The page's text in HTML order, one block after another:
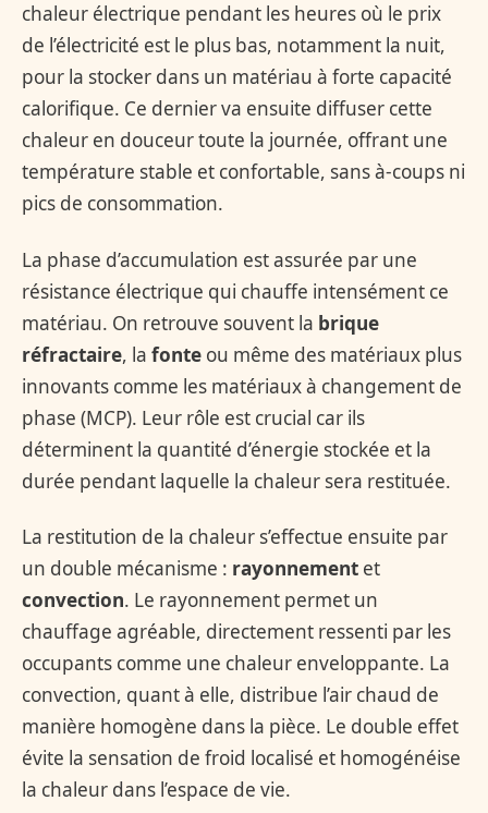
chaleur électrique pendant les heures où le prix
de l’électricité est le plus bas, notamment la nuit,
pour la stocker dans un matériau à forte capacité
calorifique. Ce dernier va ensuite diffuser cette
chaleur en douceur toute la journée, offrant une
température stable et confortable, sans à-coups ni
pics de consommation.
La phase d’accumulation est assurée par une
résistance électrique qui chauffe intensément ce
matériau. On retrouve souvent la brique
réfractaire, la fonte ou même des matériaux plus
innovants comme les matériaux à changement de
phase (MCP). Leur rôle est crucial car ils
déterminent la quantité d’énergie stockée et la
durée pendant laquelle la chaleur sera restituée.
La restitution de la chaleur s’effectue ensuite par
un double mécanisme : rayonnement et
convection. Le rayonnement permet un
chauffage agréable, directement ressenti par les
occupants comme une chaleur enveloppante. La
convection, quant à elle, distribue l’air chaud de
manière homogène dans la pièce. Le double effet
évite la sensation de froid localisé et homogénéise
la chaleur dans l’espace de vie.